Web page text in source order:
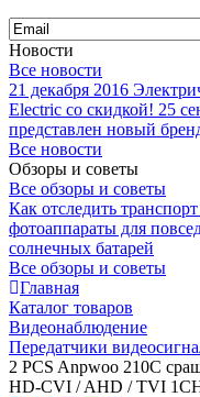
Новости
Все новости
21 декабря 2016
Electric со скидкой! 25
представлен новый
Все новости
Обзоры и советы
Все обзоры и советы
Как отследить
фотоаппараты для
солнечных батарей
Все обзоры и советы
Главная
Каталог товаров
Видеонаблюдение
Передатчики
2 PCS Anpwoo 210C
HD-CVI / AHD / TVI